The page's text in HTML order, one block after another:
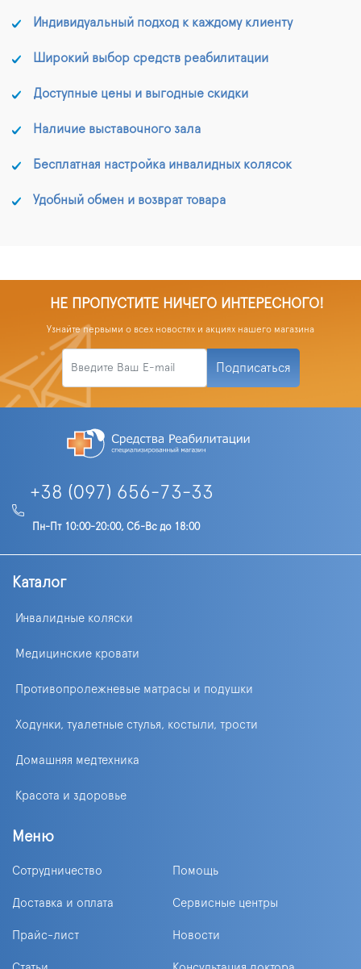
Индивидуальный подход к каждому клиенту
Широкий выбор средств реабилитации
Доступные цены и выгодные скидки
Наличие выставочного зала
Бесплатная настройка инвалидных колясок
Удобный обмен и возврат товара
НЕ ПРОПУСТИТЕ НИЧЕГО ИНТЕРЕСНОГО!
Узнайте первыми о всех новостях и акциях нашего магазина
Подписаться
+38 (097) 656-73-33
Пн-Пт 10:00-20:00, Сб-Вс до 18:00
Каталог
Инвалидные коляски
Медицинские кровати
Противопролежневые матрасы и подушки
Ходунки, туалетные стулья, костыли, трости
Домашняя медтехника
Красота и здоровье
Меню
Сотрудничество Помощь
Доставка и оплата Сервисные центры
Прайс-лист Новости